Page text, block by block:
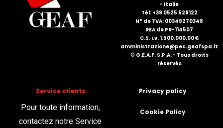
DEUTSCH
- Italie
Tél: +39 0525 528122
N° de TVA: 00349270348
REA de PR-114507
C.S. i.v. 1.500.000,00 €
amministrazione@pec.geafspa.it
© G.E.A.F. S.P.A. - Tous droits
réservés
Service clients
Pour toute information,
contactez notre Service
Privacy policy
Cookie Policy